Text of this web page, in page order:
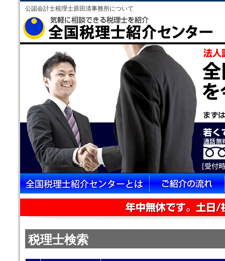
公認会計士税理士原田清事務所について
税理士検索